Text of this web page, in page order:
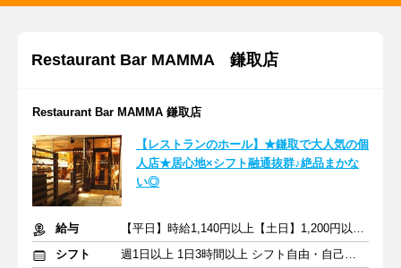
Restaurant Bar MAMMA 鎌取店
Restaurant Bar MAMMA 鎌取店
【レストランのホール】★鎌取で大人気の個
人店★居心地×シフト融通抜群♪絶品まかな
い◎
給与
【平日】時給1,140円以上【土日】1,200円以上＋交通費支給
シフト
週1日以上 1日3時間以上 シフト自由・自己申告